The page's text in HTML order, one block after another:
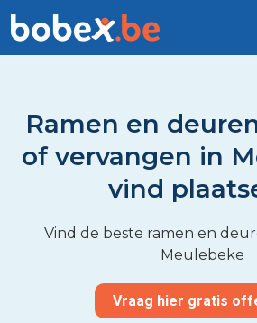
Ramen en
of vervangen in
vind
Vind de beste ramen en
Meulebeke
Vraag hier gratis